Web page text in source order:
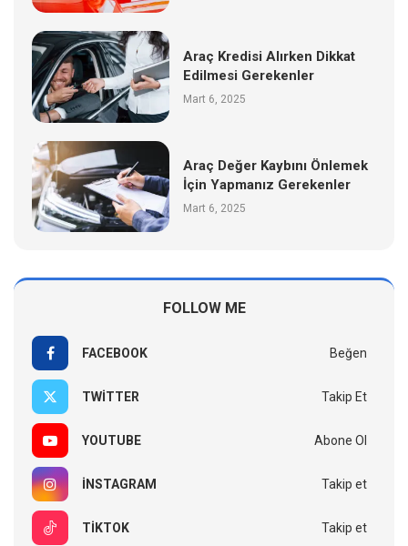
Araç Kredisi Alırken Dikkat
Edilmesi Gerekenler
Mart 6, 2025
Araç Değer Kaybını Önlemek
İçin Yapmanız Gerekenler
Mart 6, 2025
FOLLOW ME
FACEBOOK Beğen
TWITTER Takip Et
YOUTUBE Abone Ol
INSTAGRAM Takip et
TIKTOK Takip et